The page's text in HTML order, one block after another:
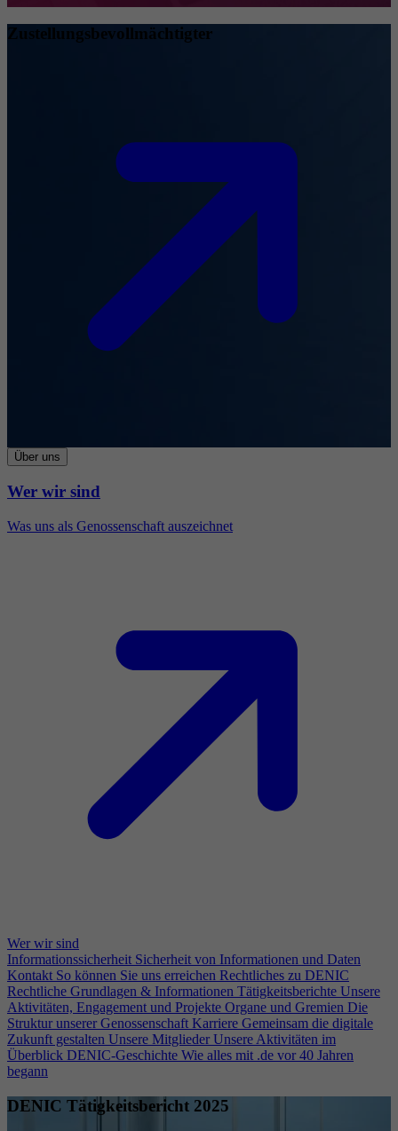
Zustellungsbevollmächtigter
Über uns
Wer wir sind
Was uns als Genossenschaft auszeichnet
Wer wir sind
Informationssicherheit Sicherheit von Informationen und Daten
Kontakt So können Sie uns erreichen Rechtliches zu DENIC
Rechtliche Grundlagen & Informationen Tätigkeitsberichte Unsere
Aktivitäten, Engagement und Projekte Organe und Gremien Die
Struktur unserer Genossenschaft Karriere Gemeinsam die digitale
Zukunft gestalten Unsere Mitglieder Unsere Aktivitäten im
Überblick DENIC-Geschichte Wie alles mit .de vor 40 Jahren
begann
DENIC Tätigkeitsbericht 2025